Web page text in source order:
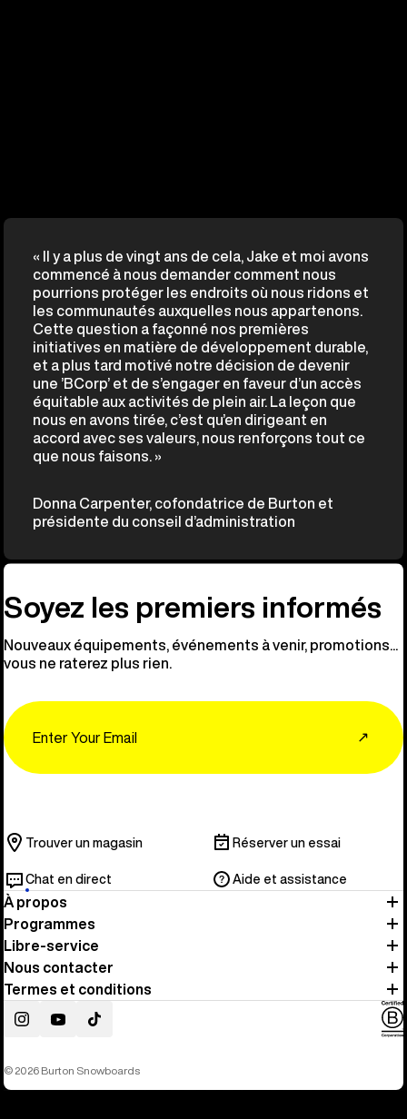
« Il y a plus de vingt ans de cela, Jake et moi avons
commencé à nous demander comment nous
pourrions protéger les endroits où nous ridons et
les communautés auxquelles nous appartenons.
Cette question a façonné nos premières
initiatives en matière de développement durable,
et a plus tard motivé notre décision de devenir
une ’BCorp’ et de s’engager en faveur d’un accès
équitable aux activités de plein air. La leçon que
nous en avons tirée, c’est qu’en dirigeant en
accord avec ses valeurs, nous renforçons tout ce
que nous faisons. »
Donna Carpenter, cofondatrice de Burton et
présidente du conseil d’administration
Soyez les premiers informés
Nouveaux équipements, événements à venir, promotions...
vous ne raterez plus rien.
↗
Trouver un magasin Réserver un essai
Chat en direct Aide et assistance
À propos
Programmes
Libre-service
Nous contacter
Termes et conditions
InstagramYouTubeTikTok
© 2026 Burton Snowboards